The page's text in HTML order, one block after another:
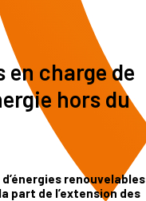
charge de
hors du
renouvelables
part de l’extension des